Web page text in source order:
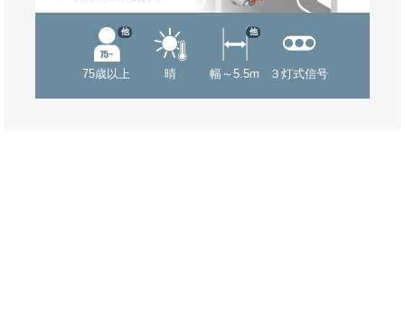
75歳以上
他
晴 幅～5.5m
他
３灯式信号